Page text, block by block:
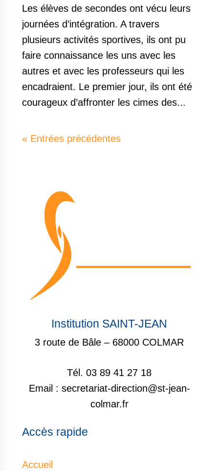
Les élèves de secondes ont vécu leurs
journées d’intégration. A travers
plusieurs activités sportives, ils ont pu
faire connaissance les uns avec les
autres et avec les professeurs qui les
encadraient. Le premier jour, ils ont été
courageux d’affronter les cimes des...
« Entrées précédentes
Institution SAINT-JEAN
3 route de Bâle – 68000 COLMAR
Tél. 03 89 41 27 18
Email : secretariat-direction@st-jean-
colmar.fr
Accès rapide
Accueil